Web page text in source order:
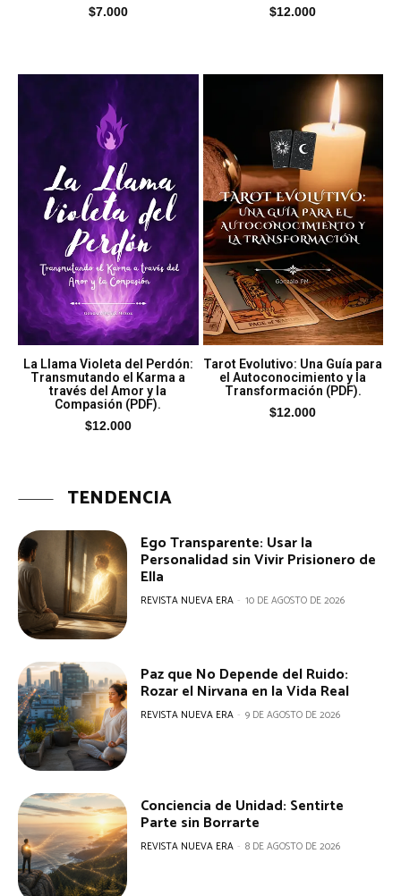
$7.000
$12.000
La Llama Violeta del Perdón:
Transmutando el Karma a
través del Amor y la
Compasión (PDF).
$12.000
Tarot Evolutivo: Una Guía para
el Autoconocimiento y la
Transformación (PDF).
$12.000
TENDENCIA
Ego Transparente: Usar la
Personalidad sin Vivir Prisionero de
Ella
REVISTA NUEVA ERA - 10 DE AGOSTO DE 2026
Paz que No Depende del Ruido:
Rozar el Nirvana en la Vida Real
REVISTA NUEVA ERA - 9 DE AGOSTO DE 2026
Conciencia de Unidad: Sentirte
Parte sin Borrarte
REVISTA NUEVA ERA - 8 DE AGOSTO DE 2026